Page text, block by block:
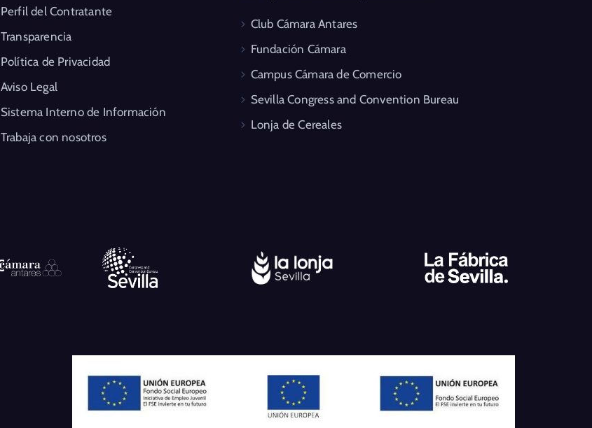
Perfil del Contratante
Transparencia
Política de Privacidad
Aviso Legal
Sistema Interno de Información
Trabaja con nosotros
Club Cámara Antares
Fundación Cámara
Campus Cámara de Comercio
Sevilla Congress and Convention Bureau
Lonja de Cereales